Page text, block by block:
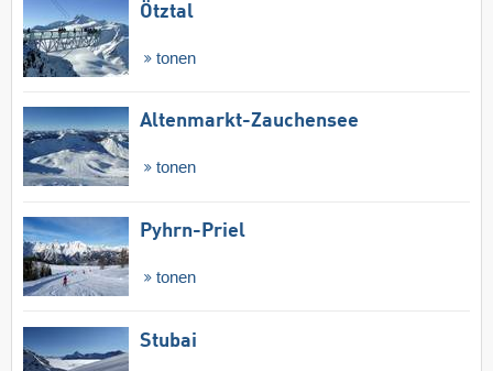
Ötztal
tonen
Altenmarkt-Zauchensee
tonen
Pyhrn-Priel
tonen
Stubai